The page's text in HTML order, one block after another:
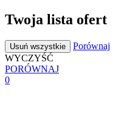
Twoja lista ofert
Usuń wszystkie
Porównaj
WYCZYŚĆ
PORÓWNAJ
0